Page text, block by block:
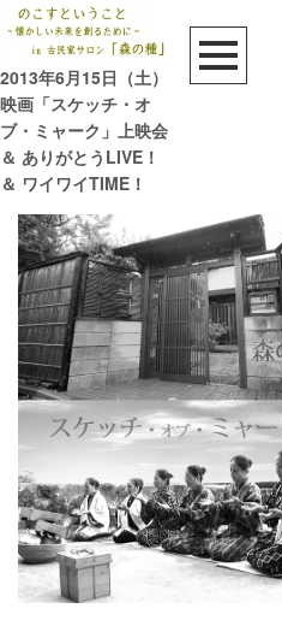
2013年6月15日（土）
映画「スケッチ・オ
ブ・ミャーク」上映会
＆ ありがとうLIVE！
＆ ワイワイTIME！